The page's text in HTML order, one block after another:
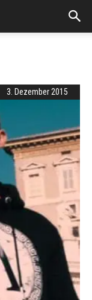
3. Dezember 2015